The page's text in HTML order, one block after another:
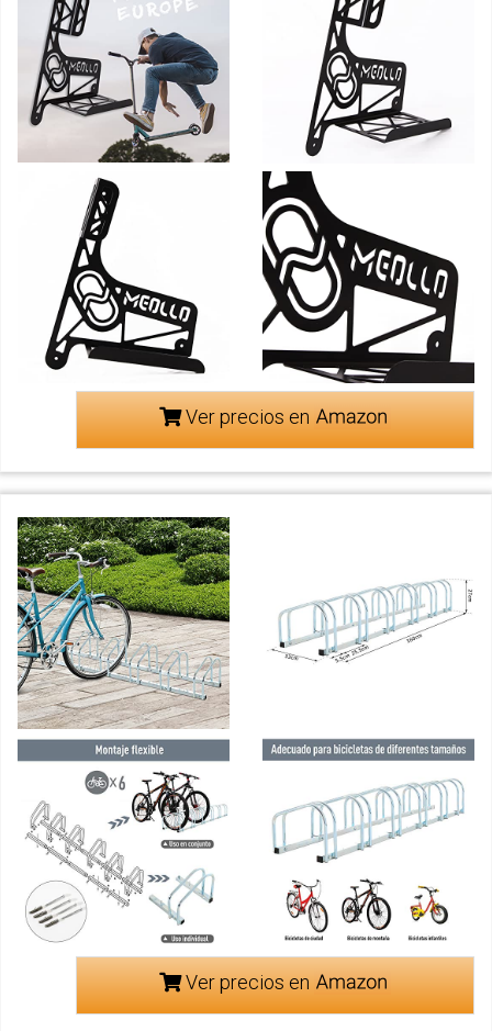
Ver precios en
Ver precios en